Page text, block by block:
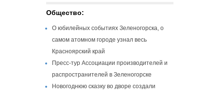
Общество:
О юбилейных событиях Зеленогорска, о
самом атомном городе узнал весь
Красноярский край
Пресс-тур Ассоциации производителей и
распространителей в Зеленогорске
Новогоднюю сказку во дворе создали